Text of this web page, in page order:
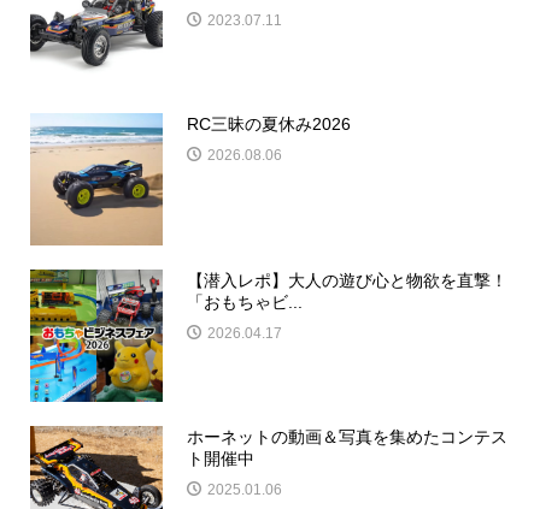
2023.07.11
RC三昧の夏休み2026
2026.08.06
【潜入レポ】大人の遊び心と物欲を直撃！
「おもちゃビ...
2026.04.17
ホーネットの動画＆写真を集めたコンテス
ト開催中
2025.01.06